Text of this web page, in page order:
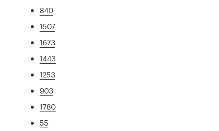
840
1507
1673
1443
1253
903
1780
55